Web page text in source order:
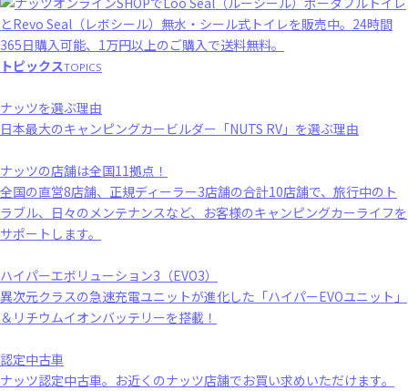
トピックスTOPICS
ナッツを選ぶ理由
日本最大のキャンピングカービルダー「NUTS RV」を選ぶ理由
ナッツの店舗は全国11拠点！
全国の直営8店舗、正規ディーラー3店舗の合計10店舗で、旅行中のト
ラブル、日々のメンテナンスなど、お客様のキャンピングカーライフを
サポートします。
ハイパーエボリューション3（EVO3）
異次元クラスの急速充電ユニットが進化した「ハイパーEVOユニット」
＆リチウムイオンバッテリーを搭載！
認定中古車
ナッツ認定中古車。お近くのナッツ店舗でお買い求めいただけます。